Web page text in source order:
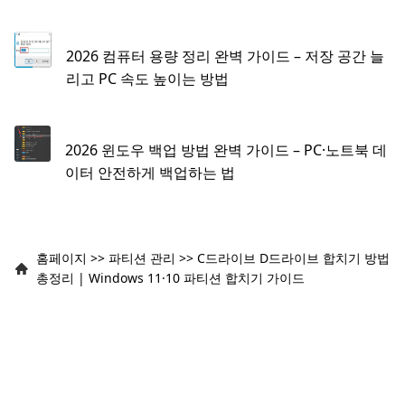
2026 컴퓨터 용량 정리 완벽 가이드 – 저장 공간 늘
리고 PC 속도 높이는 방법
2026 윈도우 백업 방법 완벽 가이드 – PC·노트북 데
이터 안전하게 백업하는 법
홈페이지 >> 파티션 관리 >> C드라이브 D드라이브 합치기 방법
총정리 | Windows 11·10 파티션 합치기 가이드